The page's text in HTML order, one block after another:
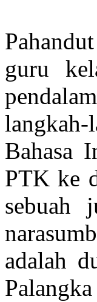
guru
Bahasa
PTK ke
sebuah
adalah